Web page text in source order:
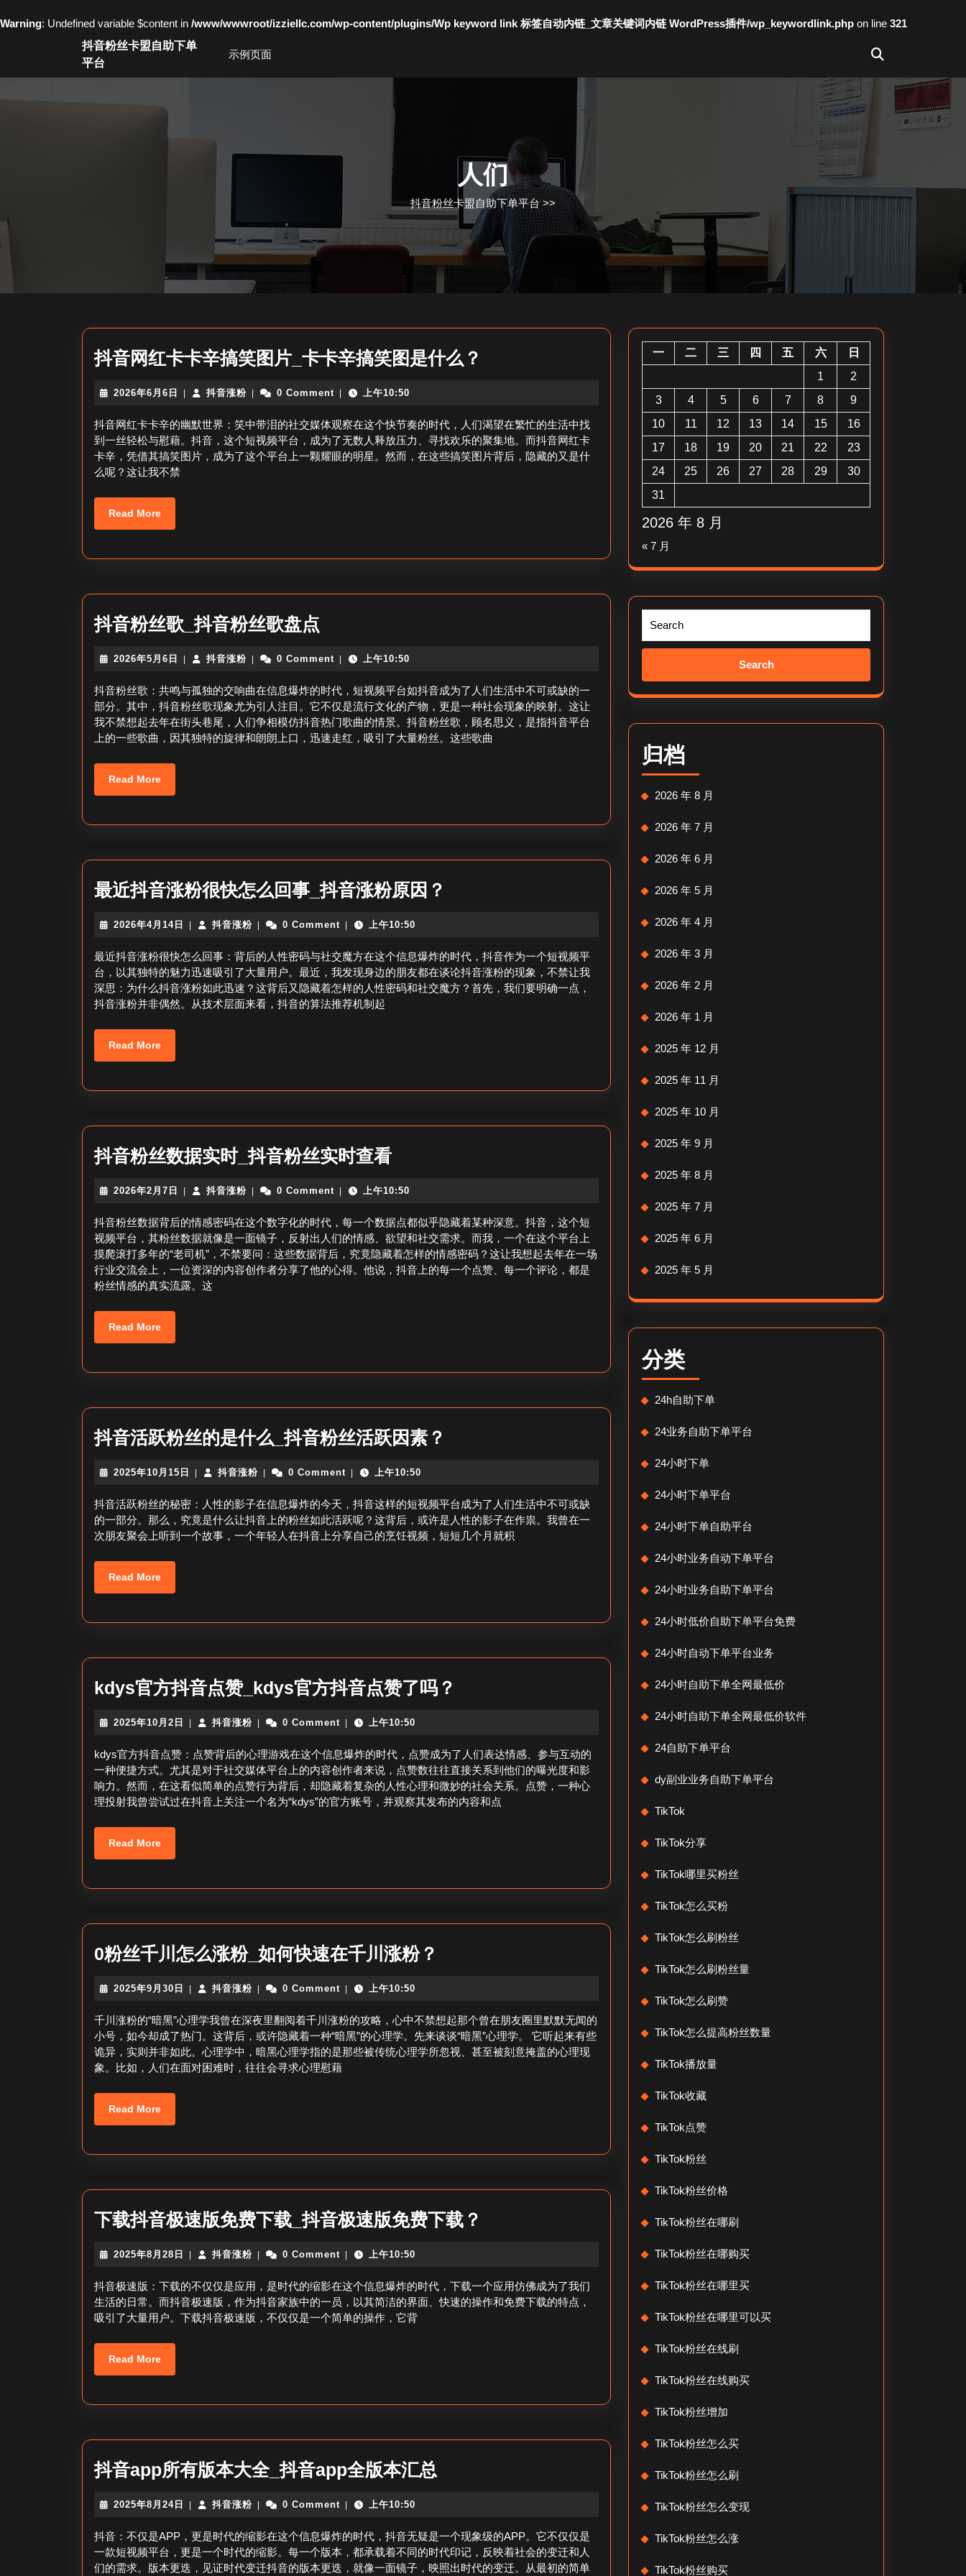
Warning: Undefined variable $content in /www/wwwroot/izziellc.com/wp-content/plugins/Wp keyword link 标签自动内链_文章关键词内链 WordPress插件/wp_keywordlink.php on line 321
抖音粉丝卡盟自助下单
平台
示例页面
人们
抖音粉丝卡盟自助下单平台>>
抖音网红卡卡辛搞笑图片_卡卡辛搞笑图是什么？
红
卡
卡
_
搞
笑
图
是
2026年6月6日
2026
6
月
6
日
抖音涨粉抖
涨
粉
0 Comment 上午10:50
抖音网红卡卡辛的幽默世界：笑中带泪的社交媒体观察在这个快节奏的时代，人们渴望在繁忙的生活中找
到一丝轻松与慰藉。抖音，这个短视频平台，成为了无数人释放压力、寻找欢乐的聚集地。而抖音网红卡
卡辛，凭借其搞笑图片，成为了这个平台上一颗耀眼的明星。然而，在这些搞笑图片背后，隐藏的又是什
么呢？这让我不禁
Read MoreRead
More
抖音粉丝歌_抖音粉丝歌盘点
粉
丝
歌
_
盘
点
2026年5月6日
2026
5
月
6
日
抖音涨粉抖
涨
粉
0 Comment 上午10:50
抖音粉丝歌：共鸣与孤独的交响曲在信息爆炸的时代，短视频平台如抖音成为了人们生活中不可或缺的一
部分。其中，抖音粉丝歌现象尤为引人注目。它不仅是流行文化的产物，更是一种社会现象的映射。这让
我不禁想起去年在街头巷尾，人们争相模仿抖音热门歌曲的情景。抖音粉丝歌，顾名思义，是指抖音平台
上的一些歌曲，因其独特的旋律和朗朗上口，迅速走红，吸引了大量粉丝。这些歌曲
Read MoreRead
More
最近抖音涨粉很快怎么回事_抖音涨粉原因？
音
涨
粉
事
涨
粉
原
因？
2026年4月14日
2026
4
月
14
日
抖音涨粉抖
涨
粉
0 Comment 上午10:50
最近抖音涨粉很快怎么回事：背后的人性密码与社交魔方在这个信息爆炸的时代，抖音作为一个短视频平
台，以其独特的魅力迅速吸引了大量用户。最近，我发现身边的朋友都在谈论抖音涨粉的现象，不禁让我
深思：为什么抖音涨粉如此迅速？这背后又隐藏着怎样的人性密码和社交魔方？首先，我们要明确一点，
抖音涨粉并非偶然。从技术层面来看，抖音的算法推荐机制起
Read MoreRead
More
抖音粉丝数据实时_抖音粉丝实时查看抖
粉
丝
数
据
音
丝
实
查
看
2026年2月7日
2026
2
月
7
日
抖音涨粉抖
涨
粉
0 Comment 上午10:50
抖音粉丝数据背后的情感密码在这个数字化的时代，每一个数据点都似乎隐藏着某种深意。抖音，这个短
视频平台，其粉丝数据就像是一面镜子，反射出人们的情感、欲望和社交需求。而我，一个在这个平台上
摸爬滚打多年的“老司机”，不禁要问：这些数据背后，究竟隐藏着怎样的情感密码？这让我想起去年在一场
行业交流会上，一位资深的内容创作者分享了他的心得。他说，抖音上的每一个点赞、每一个评论，都是
粉丝情感的真实流露。这
Read MoreRead
More
抖音活跃粉丝的是什么_抖音粉丝活跃因素？
跃
粉
丝
_
音
活
跃
因
2025年10月15日
2025
10
月
15
日
抖音涨粉抖
涨
粉
0 Comment 上午10:50
抖音活跃粉丝的秘密：人性的影子在信息爆炸的今天，抖音这样的短视频平台成为了人们生活中不可或缺
的一部分。那么，究竟是什么让抖音上的粉丝如此活跃呢？这背后，或许是人性的影子在作祟。我曾在一
次朋友聚会上听到一个故事，一个年轻人在抖音上分享自己的烹饪视频，短短几个月就积
Read MoreRead
More
kdys官方抖音点赞_kdys官方抖音点赞了吗？
抖
音
点
音
吗？
2025年10月2日
2025
月
2
日
抖音涨粉抖
涨
粉
0 Comment 上午10:50
kdys官方抖音点赞：点赞背后的心理游戏在这个信息爆炸的时代，点赞成为了人们表达情感、参与互动的
一种便捷方式。尤其是对于社交媒体平台上的内容创作者来说，点赞数往往直接关系到他们的曝光度和影
响力。然而，在这看似简单的点赞行为背后，却隐藏着复杂的人性心理和微妙的社会关系。点赞，一种心
理投射我曾尝试过在抖音上关注一个名为“kdys”的官方账号，并观察其发布的内容和点
Read MoreRead
More
0粉丝千川怎么涨粉_如何快速在千川涨粉？
千
川
怎
何
快
速
千
川
2025年9月30日
2025
9
月
30
日
抖音涨粉抖
涨
粉
0 Comment 上午10:50
千川涨粉的“暗黑”心理学我曾在深夜里翻阅着千川涨粉的攻略，心中不禁想起那个曾在朋友圈里默默无闻的
小号，如今却成了热门。这背后，或许隐藏着一种“暗黑”的心理学。先来谈谈“暗黑”心理学。 它听起来有些
诡异，实则并非如此。心理学中，暗黑心理学指的是那些被传统心理学所忽视、甚至被刻意掩盖的心理现
象。比如，人们在面对困难时，往往会寻求心理慰藉
Read MoreRead
More
下载抖音极速版免费下载_抖音极速版免费下载？
音
极
载
速
版
2025年8月28日
2025
8
月
28
日
抖音涨粉抖
涨
粉
0 Comment 上午10:50
抖音极速版：下载的不仅仅是应用，是时代的缩影在这个信息爆炸的时代，下载一个应用仿佛成为了我们
生活的日常。而抖音极速版，作为抖音家族中的一员，以其简洁的界面、快速的操作和免费下载的特点，
吸引了大量用户。下载抖音极速版，不仅仅是一个简单的操作，它背
Read MoreRead
More
抖音app所有版本大全_抖音app全版本汇总
所
有
2025年8月24日
2025
月
24
日
抖音涨粉抖
涨
粉
0 Comment 上午10:50
抖音：不仅是APP，更是时代的缩影在这个信息爆炸的时代，抖音无疑是一个现象级的APP。它不仅仅是
一款短视频平台，更是一个时代的缩影。每一个版本，都承载着不同的时代印记，反映着社会的变迁和人
们的需求。版本更迭，见证时代变迁抖音的版本更迭，就像一面镜子，映照出时代的变迁。从最初的简单
2026 年 8 月
一 二 三 四 五 六
日
1
2
3
4 5 6 7 8
9
10
11 12 13 14 15
16
17
18 19 20 21 22
23
24
25 26 27 28 29
30
31
« 7 月
Search
归档
2026 年 8 月
2026 年 7 月
2026 年 6 月
2026 年 5 月
2026 年 4 月
2026 年 3 月
2026 年 2 月
2026 年 1 月
2025 年 12 月
2025 年 11 月
2025 年 10 月
2025 年 9 月
2025 年 8 月
2025 年 7 月
2025 年 6 月
2025 年 5 月
分类
24h自助下单
24业务自助下单平台
24小时下单
24小时下单平台
24小时下单自助平台
24小时业务自动下单平台
24小时业务自助下单平台
24小时低价自助下单平台免费
24小时自动下单平台业务
24小时自助下单全网最低价
24小时自助下单全网最低价软件
24自助下单平台
dy副业业务自助下单平台
TikTok
TikTok分享
TikTok哪里买粉丝
TikTok怎么买粉
TikTok怎么刷粉丝
TikTok怎么刷粉丝量
TikTok怎么刷赞
TikTok怎么提高粉丝数量
TikTok播放量
TikTok收藏
TikTok点赞
TikTok粉丝
TikTok粉丝价格
TikTok粉丝在哪刷
TikTok粉丝在哪购买
TikTok粉丝在哪里买
TikTok粉丝在哪里可以买
TikTok粉丝在线刷
TikTok粉丝在线购买
TikTok粉丝增加
TikTok粉丝怎么买
TikTok粉丝怎么刷
TikTok粉丝怎么变现
TikTok粉丝怎么涨
TikTok粉丝购买